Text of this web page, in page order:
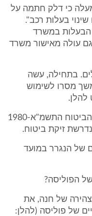
כי דלק חתמה על
בעלות רכב".
הבעלות במשרד
עולה מאישור משרד
בתחילה, עשה
מסרו לשימוש
להלן.
יוזכר כי עפ"י סעיף 55לחוק חוזה הביטוח התשמ"א-1980
זיקת ביטוח.
של הנגרר במועד
הפוליסה?
של חנה, את
של פוליסה (להלן: